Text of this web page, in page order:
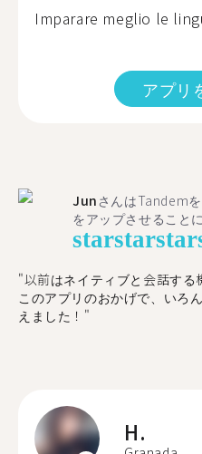
Imparare meglio le
アプリ
Jun さんはTandem
をアップさせること
starstarstar
"以前はネイティブと会話する
このアプリのおかげで、いろ
えました！"
H.